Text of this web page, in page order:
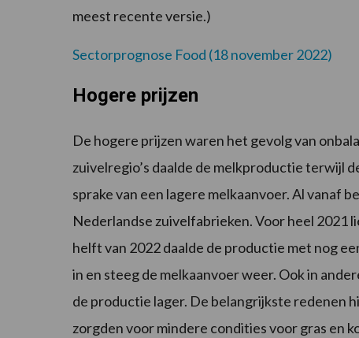
meest recente versie.)
Sectorprognose Food (18 november 2022)
Hogere prijzen
De hogere prijzen waren het gevolg van
zuivelregio’s daalde de melkproductie terwijl
sprake van een lagere melkaanvoer. Al vanaf
Nederlandse zuivelfabrieken. Voor heel 2021
helft van 2022 daalde de productie met nog
in en steeg de melkaanvoer weer. Ook in
de productie lager. De belangrijkste redenen
zorgden voor mindere condities voor gras en